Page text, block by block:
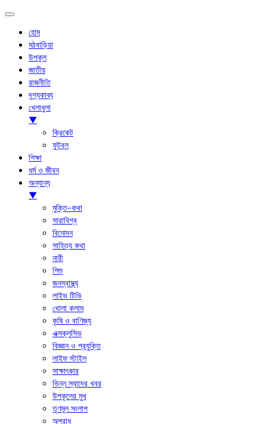
হোম
মঠবাড়িয়া
উপকূল
জাতীয়
রাজনীতি
দৃশ্যকাব্য
খেলাধুলা
▼
ক্রিকেট
ফুটবল
শিক্ষা
ধর্ম ও জীবন
অন্যান্য
▼
মুক্তি-কথা
সারাবিশ্ব
বিনোদন
সাহিত্য কথা
নারী
শিশু
জনস্বাস্থ্য
লাইভ টিভি
খোলা কলাম
কৃষি ও বাণিজ্য
এক্সক্লুসিভ
বিজ্ঞান ও প্রযুক্তি
লাইফ স্টাইল
সাক্ষাৎকার
ভিন্ন স্বাদের খবর
উপকূলের মুখ
তৃণমূল সংলাপ
অপরাধ